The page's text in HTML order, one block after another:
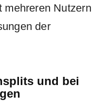
mehreren Nutzern
der
und bei